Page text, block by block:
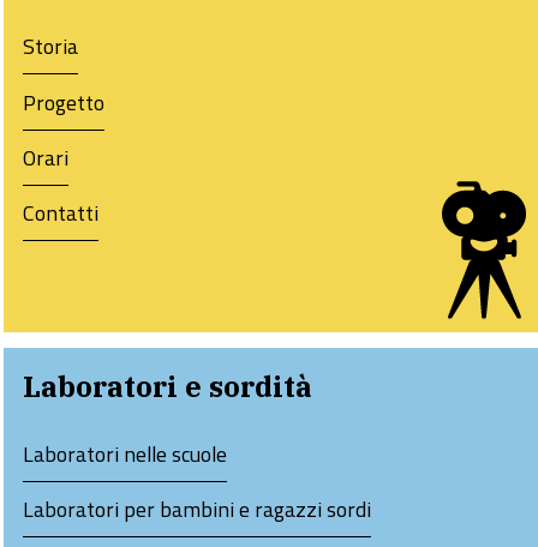
Storia
Progetto
Orari
Contatti
Laboratori e sordità
Laboratori nelle scuole
Laboratori per bambini e ragazzi sordi